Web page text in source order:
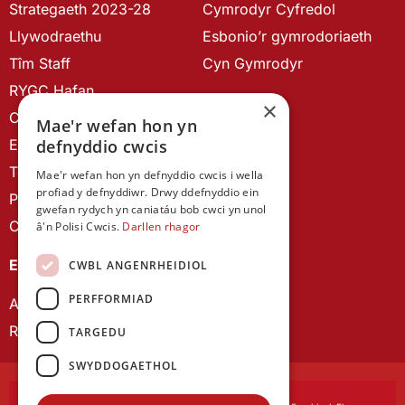
Strategaeth 2023-28
Llywodraethu
Tîm Staff
RYGC Hafan
Canllawiau brandio
Ein Hanes
Telerau ac Amodau
Polisi Preifatrwydd
Cysylltu â ni
Cymrodyr Cyfredol
Esbonio’r gymrodoriaeth
Cyn Gymrodyr
EIN CYHOEDDIADAU
Astudiaethau Cymreig
Rhwydwaith Ymchwil Gyrfa Cynnar
×
Mae'r wefan hon yn
defnyddio cwcis
Mae'r wefan hon yn defnyddio cwcis i wella
profiad y defnyddiwr. Drwy ddefnyddio ein
gwefan rydych yn caniatáu bob cwci yn unol
â'n Polisi Cwcis. Darllen rhagor
CWBL ANGENRHEIDIOL
PERFFORMIAD
TARGEDU
SWYDDOGAETHOL